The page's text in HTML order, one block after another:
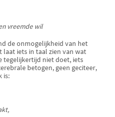
vreemde wil
de onmogelijkheid van het
laat iets in taal zien van wat
tegelijkertijd niet doet, iets
betogen, geen geciteer,
is: